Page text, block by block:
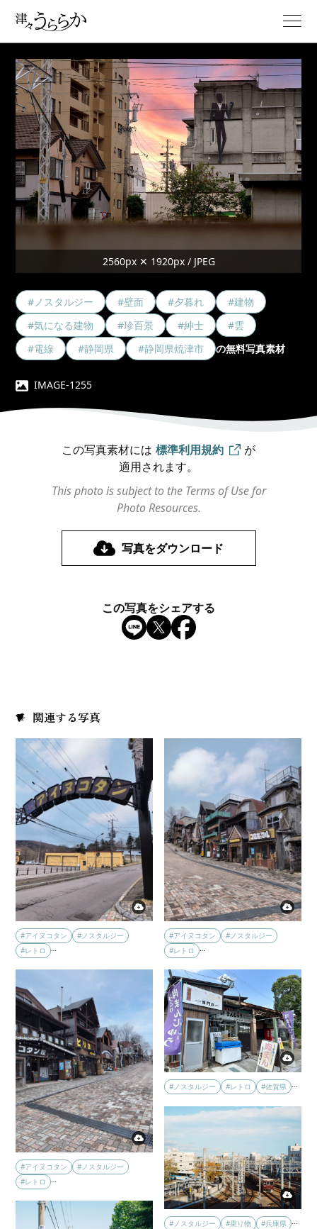
2560px ✕ 1920px / JPEG
#ノスタルジー #壁面 #夕暮れ
#建物
#気になる建物
#珍百景 #紳士
#雲
#電線
#静岡県 #静岡県焼津市 の無料写真素材
IMAGE-1255
この写真素材には 標準利用規約
が
適用されます。
This photo is subject to the Terms of Use for
Photo Resources.
写真をダウンロード
この写真をシェアする
関連する写真
#アイヌコタン
#ノスタルジー
#レトロ
…
#アイヌコタン
#ノスタルジー
#レトロ
…
#アイヌコタン
#ノスタルジー
#レトロ
…
#ノスタルジー #レトロ #佐賀県 …
#ノスタルジー #乗り物 #兵庫県